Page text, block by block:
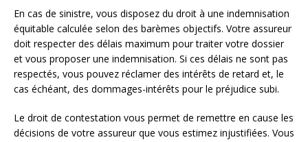
En cas de sinistre, vous disposez du droit à une indemnisation
équitable calculée selon des barèmes objectifs. Votre assureur
doit respecter des délais maximum pour traiter votre dossier
et vous proposer une indemnisation. Si ces délais ne sont pas
respectés, vous pouvez réclamer des intérêts de retard et, le
cas échéant, des dommages-intérêts pour le préjudice subi.
Le droit de contestation vous permet de remettre en cause les
décisions de votre assureur que vous estimez injustifiées. Vous